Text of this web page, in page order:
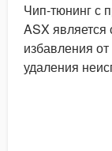
Чип-тюнинг с
ASX
избавления
удаления